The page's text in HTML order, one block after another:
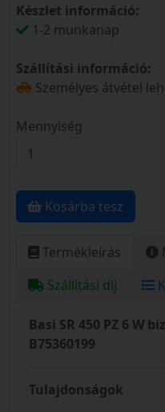
Készlet információ:
1-2 munkanap
Szállítási információ:
Személyes átvétel
Mennyiség
Kosárba tesz
Termékleírás
Szállítási díj
Basi SR 450 PZ 6 W
B75360199
Tulajdonságok